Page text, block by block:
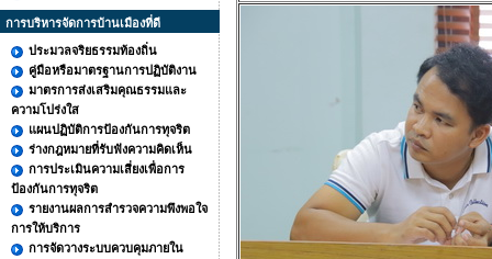
การบริหารจัดการบ้านเมืองที่ดี
ประมวลจริยธรรมท้องถิ่น
คู่มือหรือมาตรฐานการปฏิบัติงาน
มาตรการส่งเสริมคุณธรรมและ
ความโปร่งใส
แผนปฏิบัติการป้องกันการทุจริต
ร่างกฎหมายที่รับฟังความคิดเห็น
การประเมินความเสี่ยงเพื่อการ
ป้องกันการทุจริต
รายงานผลการสำรวจความพึงพอใจ
การให้บริการ
การจัดวางระบบควบคุมภายใน